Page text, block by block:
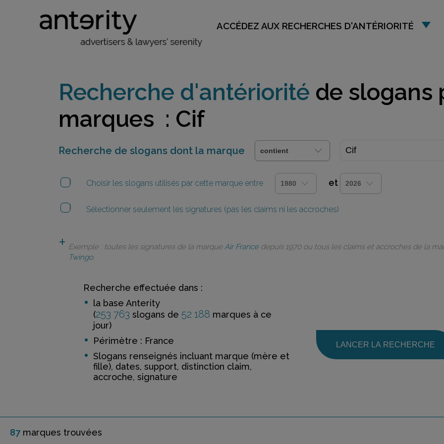
ACCÉDEZ AUX RECHERCHES D'ANTÉRIORITÉ
Recherche d'antériorité de slogans
marques : Cif
Recherche de slogans dont la marque
Choisir les slogans utilisés par cette marque entre et
Sélectionner seulement les signatures (pas les claims ni les accroches)
Exemple : toutes les signatures de la marque Air Francedepuis 1970 ou tous les claims et accroches de la
Twingo.
Recherche effectuée dans :
la base Anterity
(253 763 slogans de 52 188 marques à ce
jour)
Périmètre : France
Slogans renseignés incluant marque (mère et
fille), dates, support, distinction claim,
accroche, signature
LANCER LA RECHERCHE
87 marques trouvées